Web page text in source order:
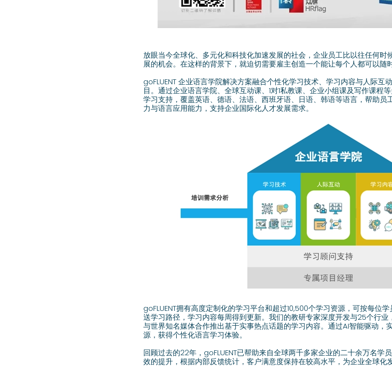
放眼当今全球化、多元化和科技化加速发展的社会，企业员工比以往任何时
展的机会。在这样的背景下，就迫切需要雇主创造一个能让每个人都可以随
goFLUENT 企业语言学院解决方案融合个性化学习技术、学习内容与人际互
目。通过企业语言学院、全球互动课、1对1私教课、企业小组课及写作课程
学习支持，覆盖英语、德语、法语、西班牙语、日语、韩语等语言，帮助员
力与语言应用能力，支持企业国际化人才发展需求。
goFLUENT拥有高度定制化的学习平台和超过10,500个学习资源，可按每位
送学习路径，学习内容每周得到更新。我们的教研专家深度开发与25个行
与世界知名媒体合作推出基于实事热点话题的学习内容。通过AI智能驱动，
源，获得个性化语言学习体验。
回顾过去的22年，goFLUENT已帮助来自全球两千多家企业的二十余万名学
效的提升，根据内部反馈统计，客户满意度保持在较高水平，为企业全球化